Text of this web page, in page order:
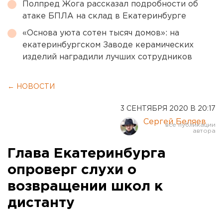
Полпред Жога рассказал подробности об
атаке БПЛА на склад в Екатеринбурге
«Основа уюта сотен тысяч домов»: на
екатеринбургском Заводе керамических
изделий наградили лучших сотрудников
← НОВОСТИ
3 СЕНТЯБРЯ 2020 В 20:17
Сергей Беляев
Глава Екатеринбурга
опроверг слухи о
возвращении школ к
дистанту